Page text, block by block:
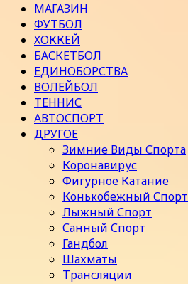
МАГАЗИН
ФУТБОЛ
ХОККЕЙ
БАСКЕТБОЛ
ЕДИНОБОРСТВА
ВОЛЕЙБОЛ
ТЕННИС
АВТОСПОРТ
ДРУГОЕ
Зимние Виды Спорта
Коронавирус
Фигурное Катание
Конькобежный Спорт
Лыжный Спорт
Санный Спорт
Гандбол
Шахматы
Трансляции